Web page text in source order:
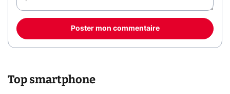
Poster mon commentaire
Top smartphone